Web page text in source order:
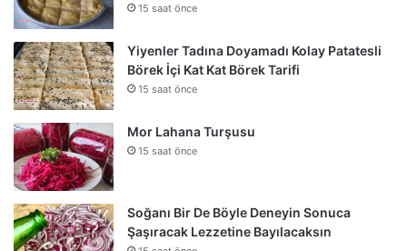
15 saat önce
Yiyenler Tadına Doyamadı Kolay Patatesli
Börek İçi Kat Kat Börek Tarifi
15 saat önce
Mor Lahana Turşusu
15 saat önce
Soğanı Bir De Böyle Deneyin Sonuca
Şaşıracak Lezzetine Bayılacaksın